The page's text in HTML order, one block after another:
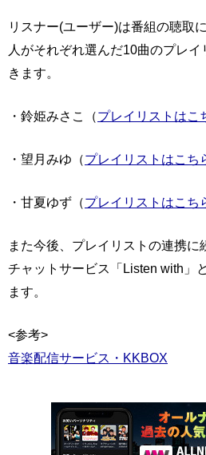
リスナー(ユーザー)は番組の聴取
人がそれぞれ選んだ10曲のプレ
きます。
・鈴姫みさこ（プレイリストはこ
・望月みゆ（プレイリストはこち
・甘夏ゆず（プレイリストはこち
また今後、プレイリストの連携に
チャットサービス「Listen with」
ます。
<参考>
音楽配信サービス・KKBOX